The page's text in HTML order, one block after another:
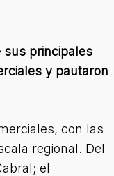
sus principales
y pautaron
con las
regional. Del
el